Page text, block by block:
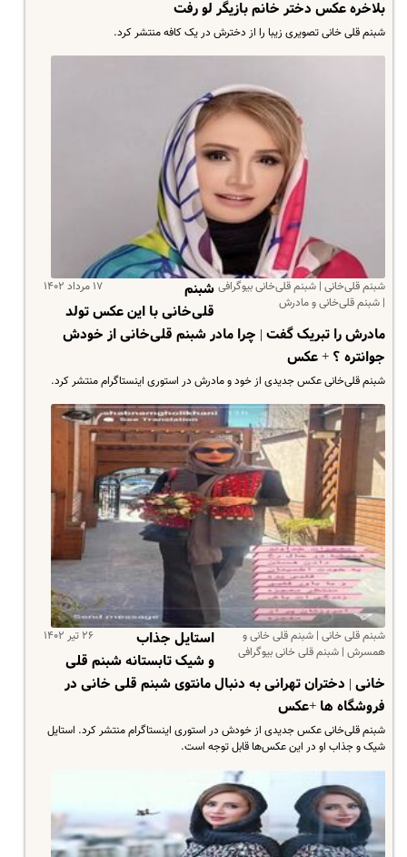
بلاخره عکس دختر خانم بازیگر لو رفت
شبنم قلی خانی تصویری زیبا را از دخترش در یک کافه منتشر کرد.
شبنم قلی‌خانی | شبنم قلی‌خانی بیوگرافی
| شبنم قلی‌خانی و مادرش
۱۷ مرداد ۱۴۰۲
شبنم
قلی‌خانی با این عکس تولد
مادرش را تبریک گفت | چرا مادر شبنم قلی‌خانی از خودش
جوانتره ؟ + عکس
شبنم قلی‌خانی عکس جدیدی از خود و مادرش در استوری اینستاگرام منتشر کرد.
شبنم قلی خانی | شبنم قلی خانی و
همسرش | شبنم قلی خانی بیوگرافی
۲۶ تیر ۱۴۰۲
استایل جذاب
و شیک تابستانه شبنم قلی
خانی | دختران تهرانی به دنبال مانتوی شبنم قلی خانی در
فروشگاه ها +عکس
شبنم قلی‌خانی عکس جدیدی از خودش در استوری اینستاگرام منتشر کرد. استایل
شیک و جذاب او در این عکس‌ها قابل توجه است.